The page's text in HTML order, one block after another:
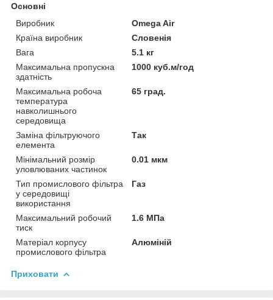
Основні
Виробник
Omega Air
Країна виробник
Словенія
Вага
5.1 кг
Максимальна пропускна
здатність
1000 куб.м/год
Максимальна робоча
температура
навколишнього
середовища
65 град.
Заміна фільтруючого
елемента
Так
Мінімальний розмір
уловлюваних частинок
0.01 мкм
Тип промислового фільтра
у середовищі
використання
Газ
Максимальний робочий
тиск
1.6 МПа
Матеріал корпусу
промислового фільтра
Алюміній
Приховати